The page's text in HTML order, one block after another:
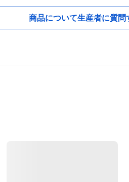
商品について生産者に質問